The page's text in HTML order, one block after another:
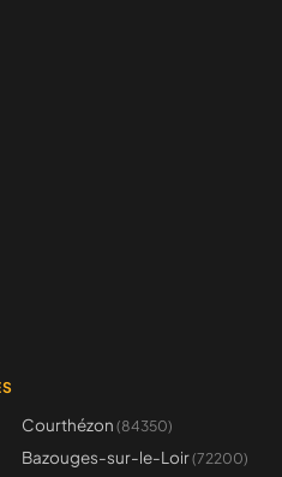
Courthézon (84350)
Bazouges-sur-le-Loir(72200)